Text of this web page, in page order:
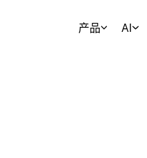
产品 AI